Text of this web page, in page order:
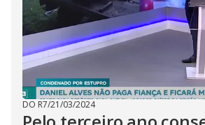
DO R7/21/03/2024